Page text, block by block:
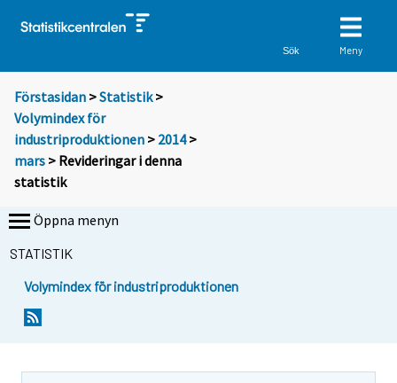
Sök Meny
Förstasidan >Statistik >
Volymindex för
industriproduktionen > 2014>
mars > Revideringar i denna
statistik
Öppna menyn
STATISTIK
Volymindex för industriproduktionen